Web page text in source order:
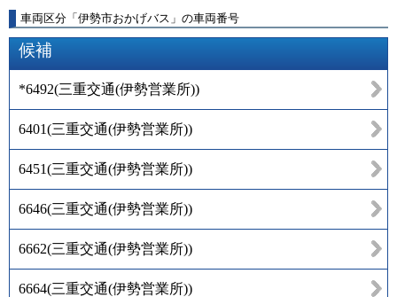
車両区分 「 伊勢市おかげバス 」 の車両番号
候補
*6492(三重交通(伊勢営業所))
6401(三重交通(伊勢営業所))
6451(三重交通(伊勢営業所))
6646(三重交通(伊勢営業所))
6662(三重交通(伊勢営業所))
6664(三重交通(伊勢営業所))